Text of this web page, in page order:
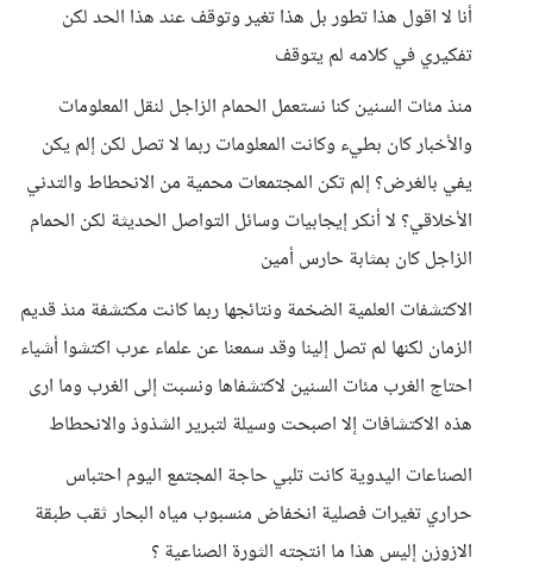
أنا لا اقول هذا تطور بل هذا تغير وتوقف عند هذا الحد لكن
تفكيري في كلامه لم يتوقف
منذ مئات السنين كنا نستعمل الحمام الزاجل لنقل المعلومات
والأخبار كان بطيء وكانت المعلومات ربما لا تصل لكن إلم يكن
يفي بالغرض؟ إلم تكن المجتمعات محمية من الانحطاط والتدني
الأخلاقي؟ لا أنكر إيجابيات وسائل التواصل الحديثة لكن الحمام
الزاجل كان بمثابة حارس أمين
الاكتشفات العلمية الضخمة ونتائجها ربما كانت مكتشفة منذ قديم
الزمان لكنها لم تصل إلينا وقد سمعنا عن علماء عرب اكتشوا أشياء
احتاج الغرب مئات السنين لاكتشفاها ونسبت إلى الغرب وما ارى
هذه الاكتشافات إلا اصبحت وسيلة لتبرير الشذوذ والانحطاط
الصناعات اليدوية كانت تلبي حاجة المجتمع اليوم احتباس
حراري تغيرات فصلية انخفاض منسبوب مياه البحار ثقب طبقة
الازوزن إليس هذا ما انتجته الثورة الصناعية ؟